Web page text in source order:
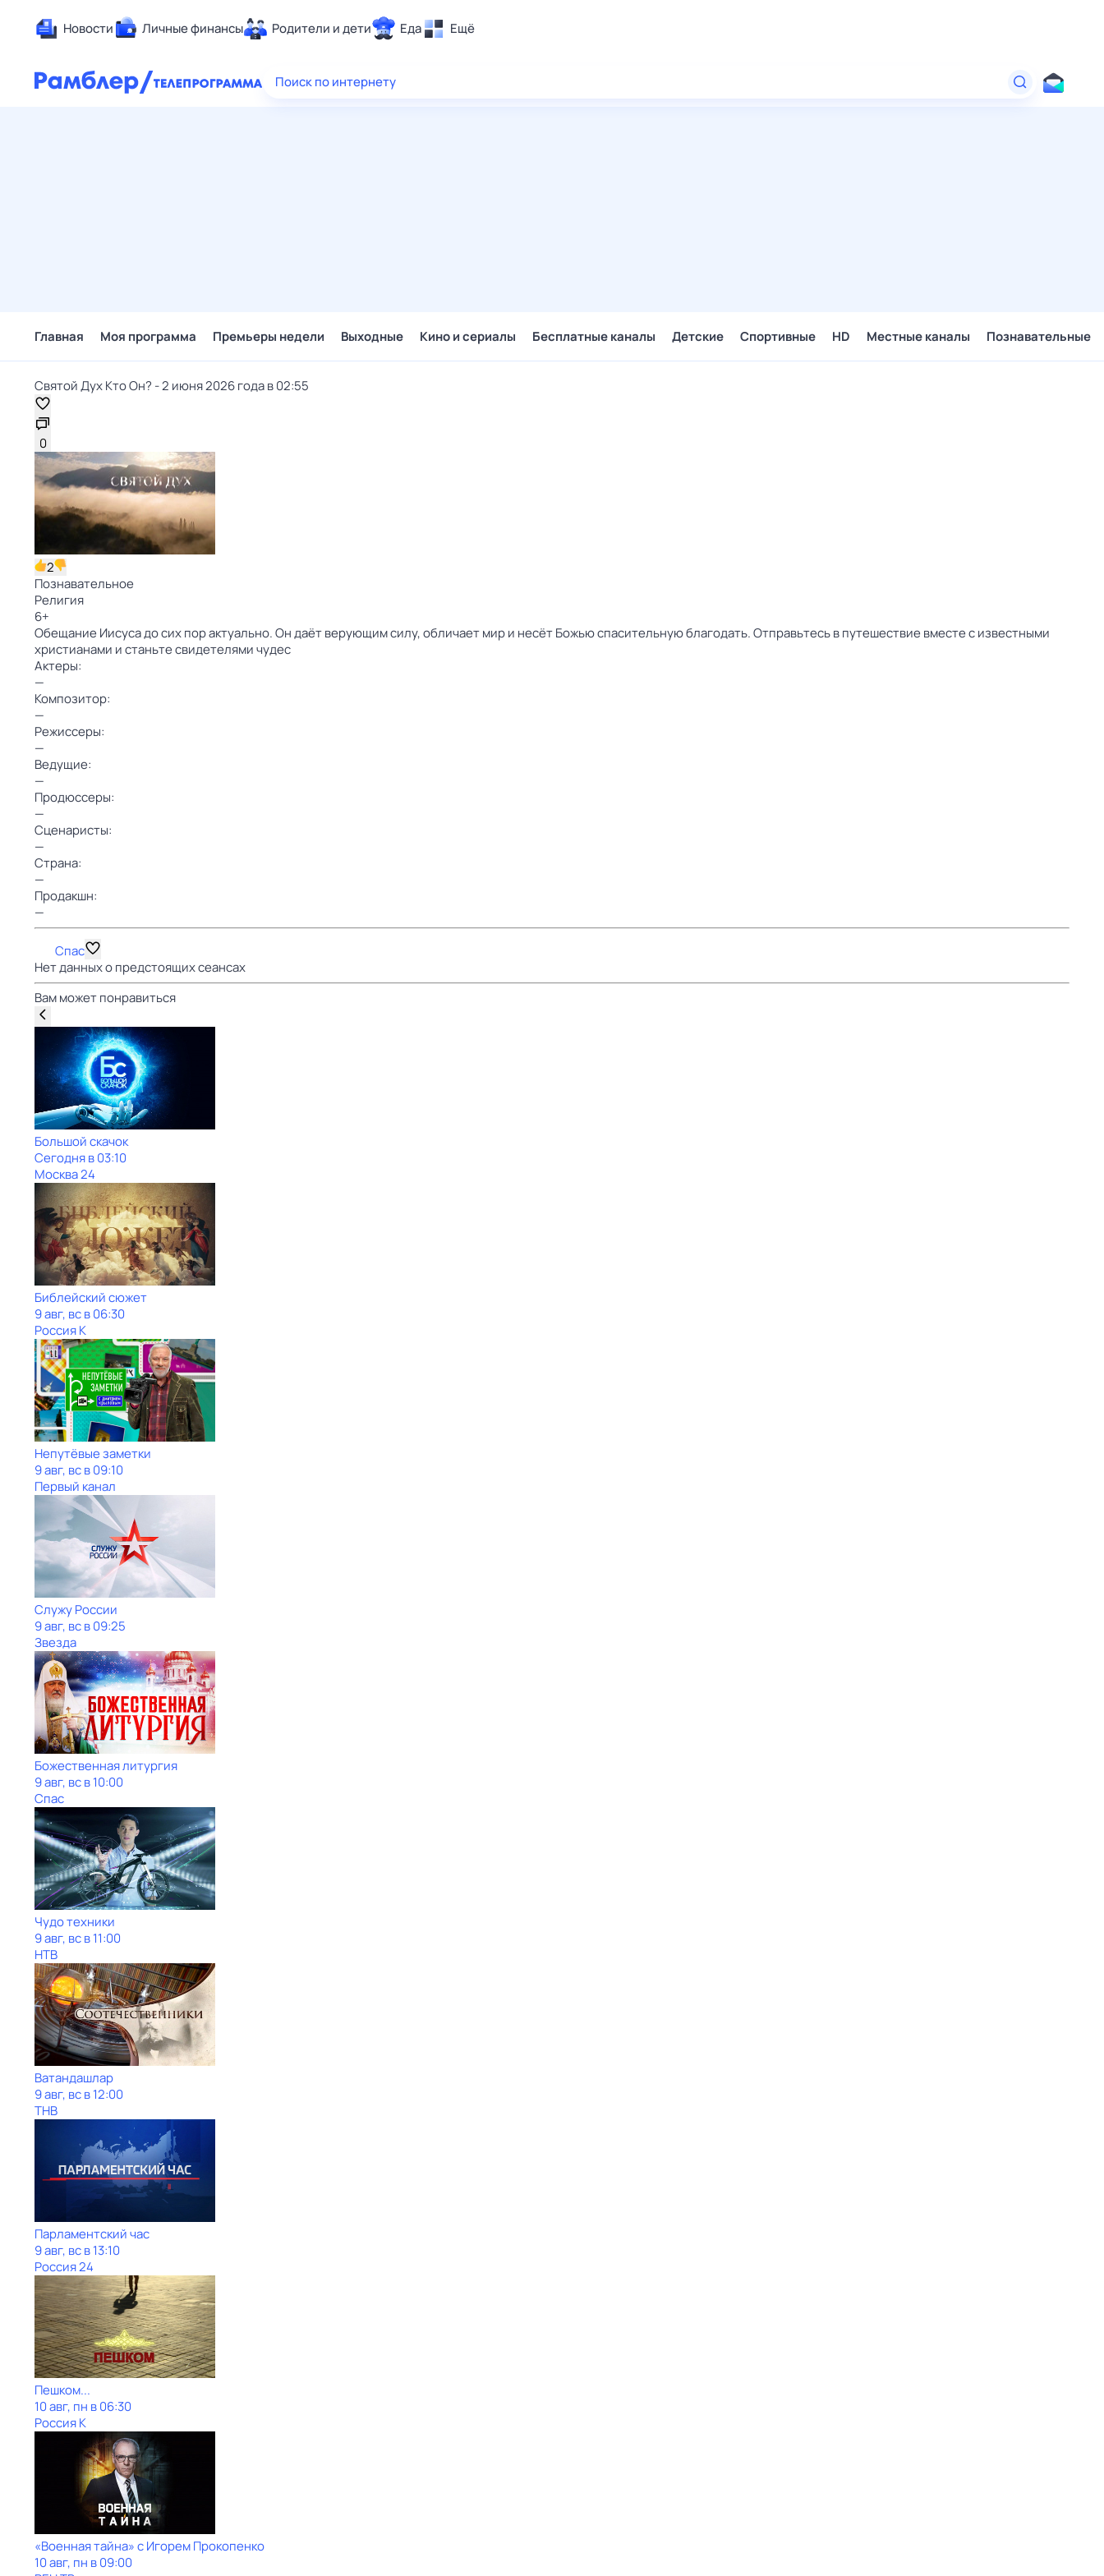
Новости Личные финансы Родители и дети Еда Ещё
Здоровье
Поиск по интернету
Главная Моя программа Премьеры недели Выходные Кино и сериалы Бесплатные каналы Детские Спортивные HD Местные каналы Познавательные
Святой Дух Кто Он? - 2 июня 2026 года в 02:55
0
2
Познавательное
Религия
6+
Обещание Иисуса до сих пор актуально. Он даёт верующим силу, обличает мир и несёт Божью спасительную благодать. Отправьтесь в путешествие вместе с известными
христианами и станьте свидетелями чудес
Актеры:
—
Композитор:
—
Режиссеры:
—
Ведущие:
—
Продюссеры:
—
Сценаристы:
—
Страна:
—
Продакшн:
—
Спас
Нет данных о предстоящих сеансах
Вам может понравиться
Большой скачок
Сегодня в 03:10
Москва 24
Библейский сюжет
9 авг, вс в 06:30
Россия К
Непутёвые заметки
9 авг, вс в 09:10
Первый канал
Служу Рoсcии
9 авг, вс в 09:25
Звезда
Божественная литургия
9 авг, вс в 10:00
Спас
Чудо техники
9 авг, вс в 11:00
НТВ
Ватандашлар
9 авг, вс в 12:00
ТНВ
Парламентский час
9 авг, вс в 13:10
Россия 24
Пешком...
10 авг, пн в 06:30
Россия К
«Военная тайна» с Игорем Прокопенко
10 авг, пн в 09:00